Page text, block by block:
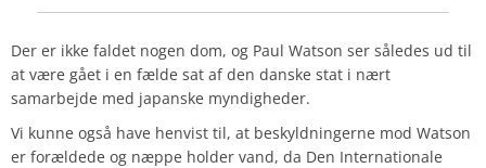
Der er ikke faldet nogen dom, og Paul Watson ser således ud til
at være gået i en fælde sat af den danske stat i nært
samarbejde med japanske myndigheder.
Vi kunne også have henvist til, at beskyldningerne mod Watson
er forældede og næppe holder vand, da Den Internationale